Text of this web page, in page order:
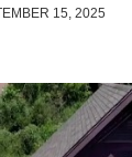
15, 2025